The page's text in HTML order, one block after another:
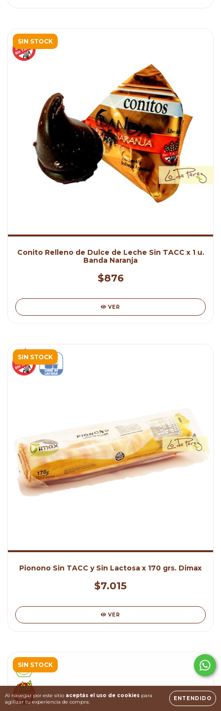
Al navegar por este sitio aceptás el uso de cookies para
agilizar tu experiencia de compra.
ENTENDIDO
SIN STOCK
Conito Relleno de Dulce de Leche Sin TACC x 1 u.
Banda Naranja
$876
VER
SIN STOCK
Pionono Sin TACC y Sin Lactosa x 170 grs. Dimax
$7.015
VER
SIN STOCK